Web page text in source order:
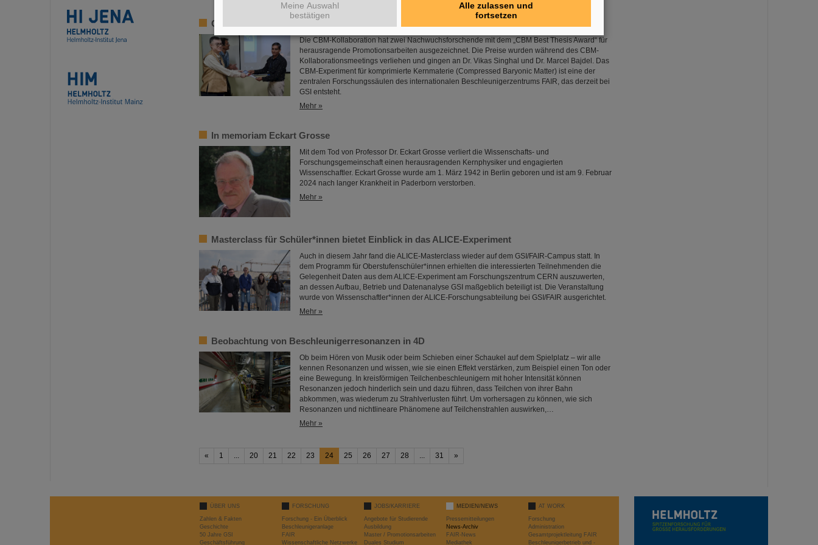
CBM-Kollaboration zeichnet herausragende Promotionsarbeiten aus
Die CBM-Kollaboration hat zwei Nachwuchsforschende mit dem „CBM Best Thesis Award“ für
herausragende Promotionsarbeiten ausgezeichnet. Die Preise wurden während des CBM-
Kollaborationsmeetings verliehen und gingen an Dr. Vikas Singhal und Dr. Marcel Bajdel. Das
CBM-Experiment für komprimierte Kernmaterie (Compressed Baryonic Matter) ist eine der
zentralen Forschungssäulen des internationalen Beschleunigerzentrums FAIR, das derzeit bei
GSI entsteht.
Mehr »
In memoriam Eckart Grosse
Mit dem Tod von Professor Dr. Eckart Grosse verliert die Wissenschafts- und
Forschungsgemeinschaft einen herausragenden Kernphysiker und engagierten
Wissenschaftler. Eckart Grosse wurde am 1. März 1942 in Berlin geboren und ist am 9. Februar
2024 nach langer Krankheit in Paderborn verstorben.
Mehr »
Masterclass für Schüler*innen bietet Einblick in das ALICE-Experiment
Auch in diesem Jahr fand die ALICE-Masterclass wieder auf dem GSI/FAIR-Campus statt. In
dem Programm für Oberstufenschüler*innen erhielten die interessierten Teilnehmenden die
Gelegenheit Daten aus dem ALICE-Experiment am Forschungszentrum CERN auszuwerten,
an dessen Aufbau, Betrieb und Datenanalyse GSI maßgeblich beteiligt ist. Die Veranstaltung
wurde von Wissenschaftler*innen der ALICE-Forschungsabteilung bei GSI/FAIR ausgerichtet.
Mehr »
Beobachtung von Beschleunigerresonanzen in 4D
Ob beim Hören von Musik oder beim Schieben einer Schaukel auf dem Spielplatz – wir alle
kennen Resonanzen und wissen, wie sie einen Effekt verstärken, zum Beispiel einen Ton oder
eine Bewegung. In kreisförmigen Teilchenbeschleunigern mit hoher Intensität können
Resonanzen jedoch hinderlich sein und dazu führen, dass Teilchen von ihrer Bahn
abkommen, was wiederum zu Strahlverlusten führt. Um vorhersagen zu können, wie sich
Resonanzen und nichtlineare Phänomene auf Teilchenstrahlen auswirken,…
Mehr »
« 1 ... 20 21 22 23 24 25 26 27 28 ... 31 »
ÜBER UNS
Zahlen & Fakten
Geschichte
50 Jahre GSI
Geschäftsführung
FORSCHUNG
Forschung - Ein Überblick
Beschleunigeranlage
FAIR
Wissenschaftliche Netzwerke
JOBS/KARRIERE
Angebote für Studierende
Ausbildung
Master / Promotionsarbeiten
Duales Studium
MEDIEN/NEWS
Pressemitteilungen
News-Archiv
FAIR-News
Mediathek
AT WORK
Forschung
Administration
Gesamtprojektleitung FAIR
Beschleunigerbetrieb und -
Meine Auswahl
bestätigen
Alle zulassen und
fortsetzen